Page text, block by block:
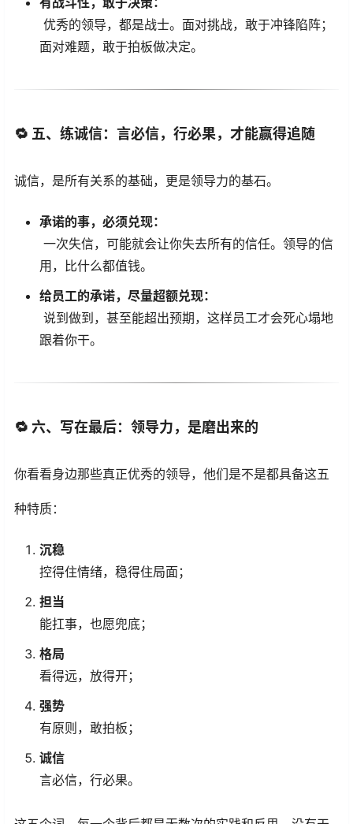
优秀的领导，都是战士。面对挑战，敢于冲锋陷阵；
面对难题，敢于拍板做决定。
🔁 五、练诚信：言必信，行必果，才能赢得追随
诚信，是所有关系的基础，更是领导力的基石。
承诺的事，必须兑现：
一次失信，可能就会让你失去所有的信任。领导的信
用，比什么都值钱。
给员工的承诺，尽量超额兑现：
说到做到，甚至能超出预期，这样员工才会死心塌地
跟着你干。
🔁 六、写在最后：领导力，是磨出来的
你看看身边那些真正优秀的领导，他们是不是都具备这五
种特质：
沉稳
控得住情绪，稳得住局面；
担当
能扛事，也愿兜底；
格局
看得远，放得开；
强势
有原则，敢拍板；
诚信
言必信，行必果。